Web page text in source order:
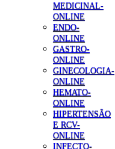
MEDICINAL-
ONLINE
ENDO-
ONLINE
GASTRO-
ONLINE
GINECOLOGIA-
ONLINE
HEMATO-
ONLINE
HIPERTENSÃO
E RCV-
ONLINE
INFECTO-